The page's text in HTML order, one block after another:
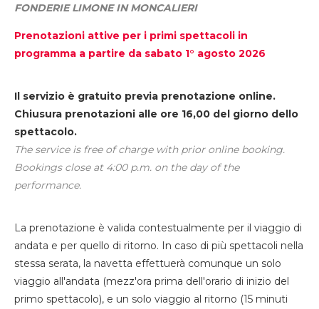
FONDERIE LIMONE IN MONCALIERI
Prenotazioni attive per i primi spettacoli in
programma a partire da sabato 1° agosto 2026
Il servizio è gratuito previa prenotazione online.
Chiusura prenotazioni alle ore 16,00 del giorno dello
spettacolo.
The service is free of charge with prior online booking.
Bookings close at 4:00 p.m. on the day of the
performance.
La prenotazione è valida contestualmente per il viaggio di
andata e per quello di ritorno. In caso di più spettacoli nella
stessa serata, la navetta effettuerà comunque un solo
viaggio all'andata (mezz'ora prima dell'orario di inizio del
primo spettacolo), e un solo viaggio al ritorno (15 minuti